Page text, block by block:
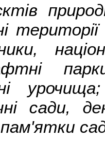
сади,